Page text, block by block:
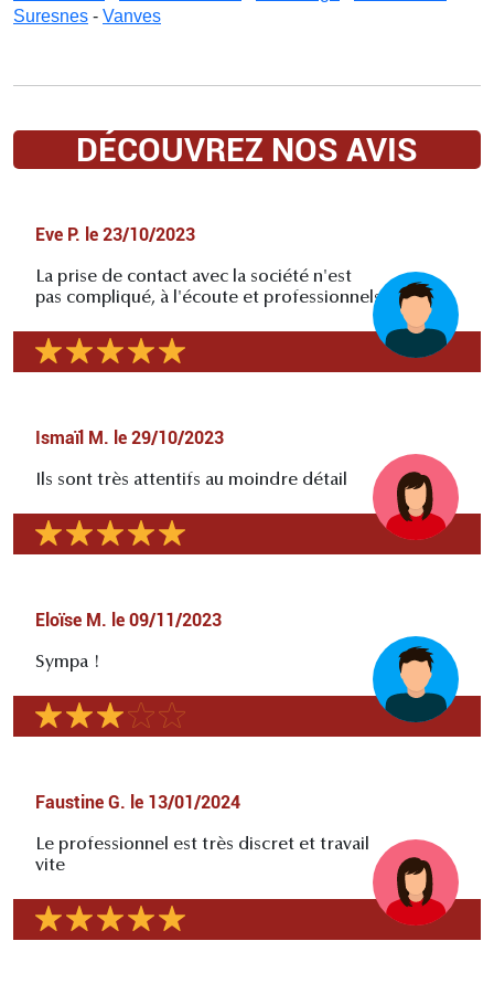
Suresnes - Vanves
DÉCOUVREZ NOS AVIS
Eve P. le 23/10/2023
La prise de contact avec la société n'est
pas compliqué, à l'écoute et professionnels
Ismaïl M. le 29/10/2023
Ils sont très attentifs au moindre détail
Eloïse M. le 09/11/2023
Sympa !
Faustine G. le 13/01/2024
Le professionnel est très discret et travail
vite